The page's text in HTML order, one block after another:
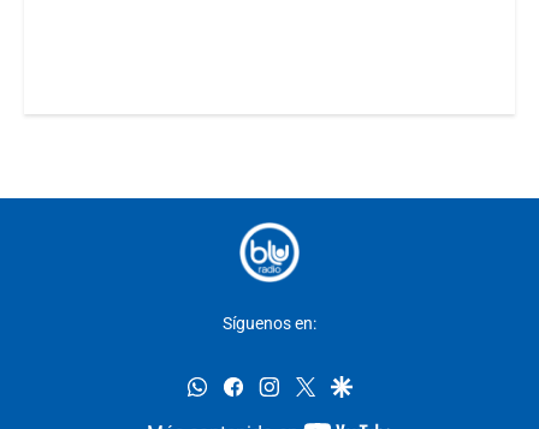
Síguenos en:
whatsappfacebookinstagram
twittergoogle